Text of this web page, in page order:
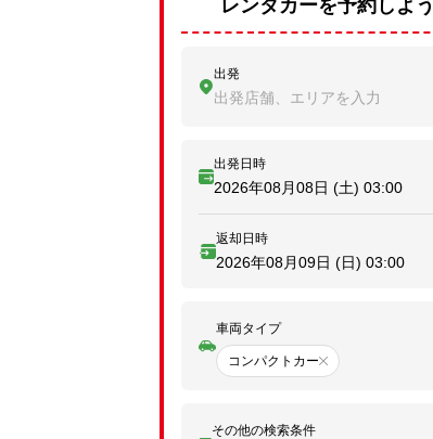
レンタカーを予約しよう
出発
出発店舗、エリアを入力
出発日時
2026年08月08日 (土) 03:00
返却日時
2026年08月09日 (日) 03:00
車両タイプ
コンパクトカー
その他の検索条件